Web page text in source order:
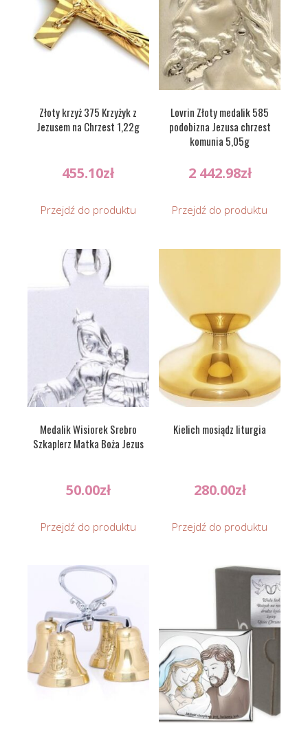
Złoty krzyż 375 Krzyżyk z
Jezusem na Chrzest 1,22g
455.10zł
Przejdź do produktu
Lovrin Złoty medalik 585
podobizna Jezusa chrzest
komunia 5,05g
2 442.98zł
Przejdź do produktu
Medalik Wisiorek Srebro
Szkaplerz Matka Boża Jezus
50.00zł
Przejdź do produktu
Kielich mosiądz liturgia
280.00zł
Przejdź do produktu